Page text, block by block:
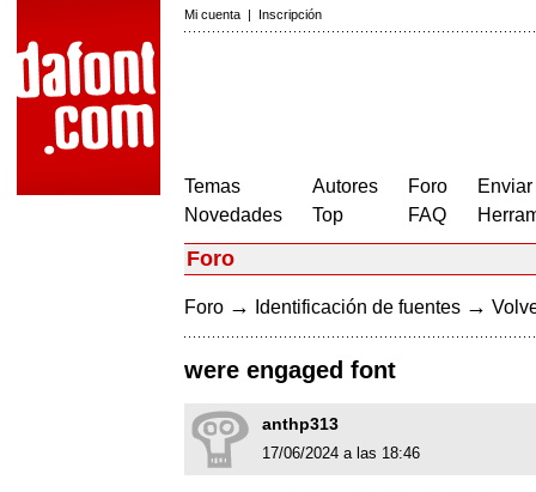
Mi cuenta | Inscripción
Temas
Novedades
Autores
Top
Foro
FAQ
Foro
Foro → Identificación de fuentes →
were engaged font
anthp313
17/06/2024 a las 18:46